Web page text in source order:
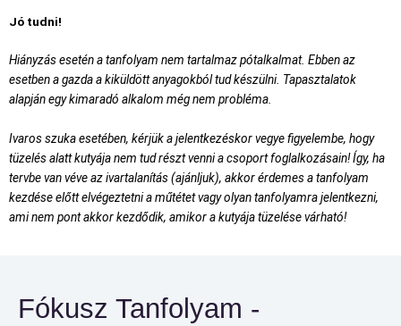
Jó tudni!
Hiányzás esetén a tanfolyam nem tartalmaz pótalkalmat. Ebben az
esetben a gazda a kiküldött anyagokból tud készülni. Tapasztalatok
alapján egy kimaradó alkalom még nem probléma.
Ivaros szuka esetében, kérjük a jelentkezéskor vegye figyelembe, hogy
tüzelés alatt kutyája nem tud részt venni a csoport foglalkozásain! Így, ha
tervbe van véve az ivartalanítás (ajánljuk), akkor érdemes a tanfolyam
kezdése előtt elvégeztetni a műtétet vagy olyan tanfolyamra jelentkezni,
ami nem pont akkor kezdődik, amikor a kutyája tüzelése várható!
Fókusz Tanfolyam -